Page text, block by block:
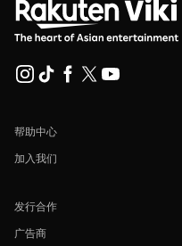
帮助中心
加入我们
发行合作
广告商